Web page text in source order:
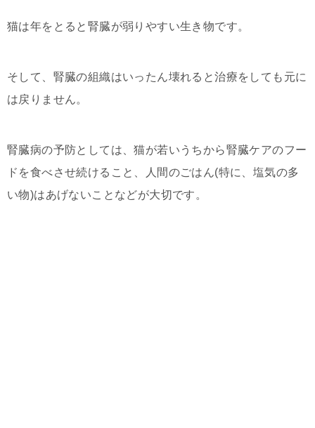
猫は年をとると腎臓が弱りやすい生き物です。
そして、腎臓の組織はいったん壊れると治療をしても元に
は戻りません。
腎臓病の予防としては、猫が若いうちから腎臓ケアのフー
ドを食べさせ続けること、人間のごはん(特に、塩気の多
い物)はあげないことなどが大切です。